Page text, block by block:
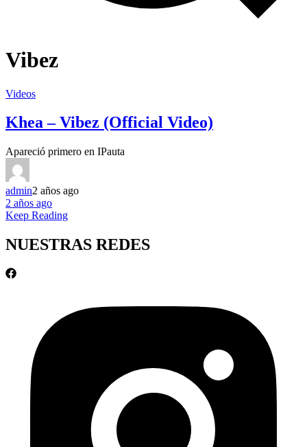
Vibez
Videos
Khea – Vibez (Official Video)
Apareció primero en IPauta
admin2 años ago
2 años ago
Keep Reading
NUESTRAS REDES